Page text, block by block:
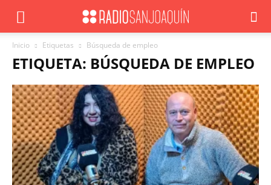
Inicio Etiquetas Búsqueda de empleo
ETIQUETA: BÚSQUEDA DE EMPLEO